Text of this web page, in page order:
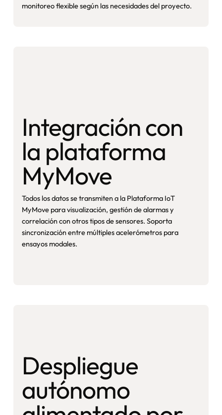
monitoreo flexible según las necesidades del proyecto.
Integración con
la plataforma
MyMove
Todos los datos se transmiten a la Plataforma IoT
MyMove para visualización, gestión de alarmas y
correlación con otros tipos de sensores. Soporta
sincronización entre múltiples acelerómetros para
ensayos modales.
Despliegue
autónomo